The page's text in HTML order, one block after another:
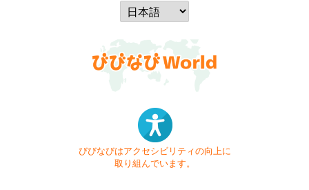
びびなびはアクセシビリティの向上に
取り組んでいます。